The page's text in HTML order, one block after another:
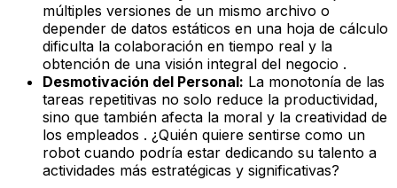
múltiples versiones de un mismo archivo o
depender de datos estáticos en una hoja de cálculo
dificulta la colaboración en tiempo real y la
obtención de una visión integral del negocio .
Desmotivación del Personal: La monotonía de las
tareas repetitivas no solo reduce la productividad,
sino que también afecta la moral y la creatividad de
los empleados . ¿Quién quiere sentirse como un
robot cuando podría estar dedicando su talento a
actividades más estratégicas y significativas?